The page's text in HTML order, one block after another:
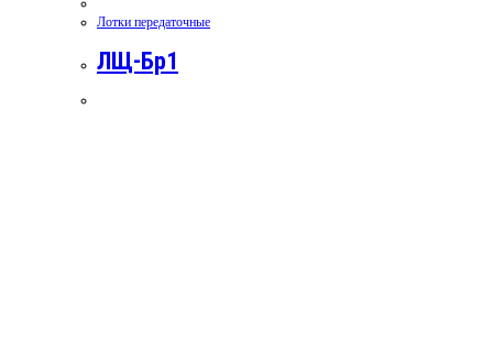
Лотки передаточные
ЛЩ-Бр1